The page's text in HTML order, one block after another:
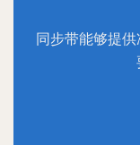
同步带能够提